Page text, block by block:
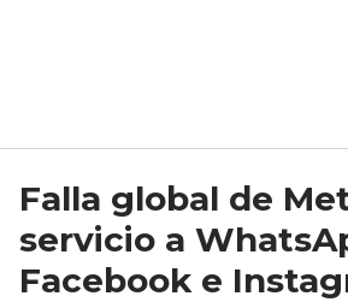
Falla global de
servicio a
Facebook e